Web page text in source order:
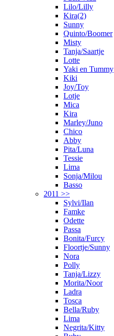
Lilo/Lilly
Kira(2)
Sunny
Quinto/Boomer
Misty
Tanja/Saartje
Lotte
Yaki en Tummy
Kiki
Joy/Toy
Lotje
Mica
Kira
Marley/Juno
Chico
Abby
Pita/Luna
Tessie
Lima
Sonja/Milou
Basso
2011 >>
Sylvi/Ilan
Famke
Odette
Passa
Bonita/Furcy
Floortje/Sunny
Nora
Polly
Tanja/Lizzy
Morita/Noor
Ladra
Tosca
Bella/Ruby
Lima
Negrita/Kitty